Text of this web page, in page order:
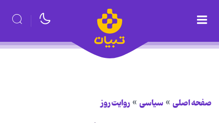
صفحه اصلی سیاسی روایت روز